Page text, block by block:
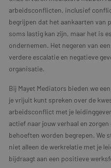
arbeidsconflicten, inclusief
begrijpen dat het aankaarten van
soms lastig kan zijn, maar het is
ondernemen. Het negeren van
verdere escalatie en negatieve
organisatie.
Bij Mayet Mediators bieden we
je vrijuit kunt spreken over de
arbeidsconflict met je
actief naar jouw verhaal en
behoeften worden begrepen. We
niet alleen de werkrelatie met je
bijdraagt aan een positieve